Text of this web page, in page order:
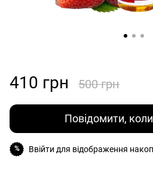
410 грн 500 грн
Повідомити,
% Ввійти для відображення